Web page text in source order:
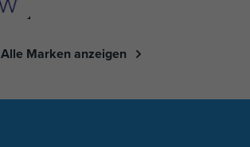
Alle Marken anzeigen